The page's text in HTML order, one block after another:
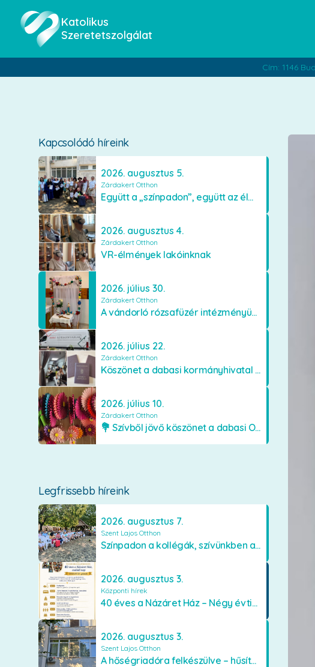
Katolikus
Szeretetszolgálat
Cím: 1146
Kapcsolódó híreink
2026. augusztus 5.
Zárdakert Otthon
Együtt a „színpadon”, együtt az élményekért 🎭✨
2026. augusztus 4.
Zárdakert Otthon
VR-élmények lakóinknak
2026. július 30.
Zárdakert Otthon
A vándorló rózsafüzér intézményünkben
2026. július 22.
Zárdakert Otthon
Köszönet a dabasi kormányhivatal munkatársainak
2026. július 10.
Zárdakert Otthon
💐 Szívből jövő köszönet a dabasi Orimamiknak! 💐
Legfrissebb híreink
2026. augusztus 7.
Szent Lajos Otthon
Színpadon a kollégák, szívünkben a lakók
2026. augusztus 3.
Központi hírek
40 éves a Názáret Ház – Négy évtized szeretetben és gondoskodásban
2026. augusztus 3.
Szent Lajos Otthon
A hőségriadóra felkészülve – hűsítő fejlesztések a Szent Lajos Otthonban